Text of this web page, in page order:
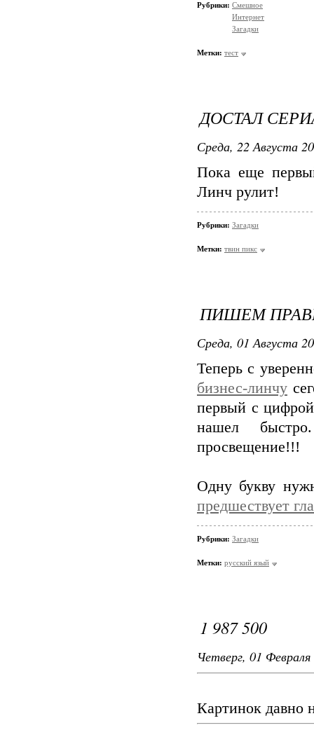
Рубрики: Смешное
Интернет
Загадки
Метки: тест
ДОСТАЛ
Среда, 22 Августа
Пока еще
Линч рулит!
Рубрики: Загадки
Метки: твин пикс
ПИШЕМ
Среда, 01 Августа
Теперь с
бизнес-линчу
первый с
нашел
просвещение!!!
Одну букву
предшествует
Рубрики: Загадки
Метки: русский язый
1 987 500
Четверг, 01
Картинок давно